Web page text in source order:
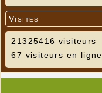
Visites
21325416 visiteurs
67 visiteurs en ligne